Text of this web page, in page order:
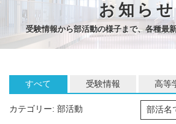
お知らせ
受験情報から部活動の様子まで、各種最
すべて 受験情報 高等
カテゴリー: 部活動